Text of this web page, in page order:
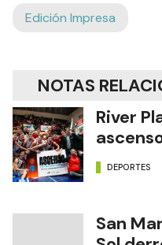
NOTAS
River